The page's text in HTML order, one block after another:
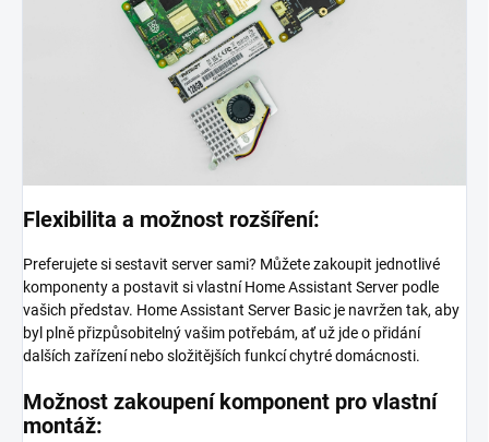
Flexibilita a možnost rozšíření:
Preferujete si sestavit server sami? Můžete zakoupit jednotlivé
komponenty a postavit si vlastní Home Assistant Server podle
vašich představ. Home Assistant Server Basic je navržen tak, aby
byl plně přizpůsobitelný vašim potřebám, ať už jde o přidání
dalších zařízení nebo složitějších funkcí chytré domácnosti.
Možnost zakoupení komponent pro vlastní
montáž: